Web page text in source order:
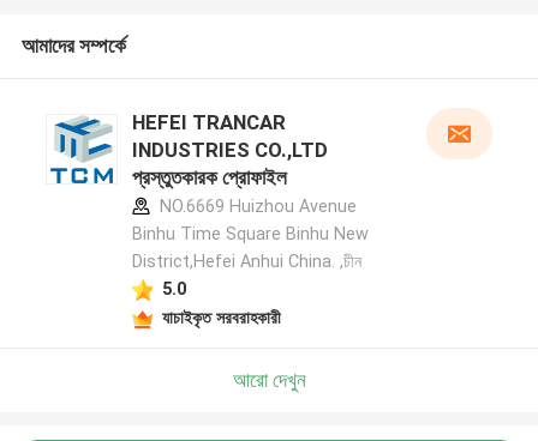
আমাদের সম্পর্কে
HEFEI TRANCAR
INDUSTRIES CO.,LTD
প্রস্তুতকারক প্রোফাইল
NO.6669 Huizhou Avenue
Binhu Time Square Binhu New
District,Hefei Anhui China. ,চীন
5.0
যাচাইকৃত সরবরাহকারী
আরো দেখুন